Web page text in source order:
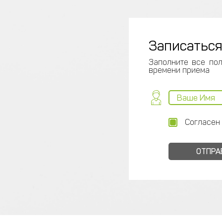
Заполните все
времени приема